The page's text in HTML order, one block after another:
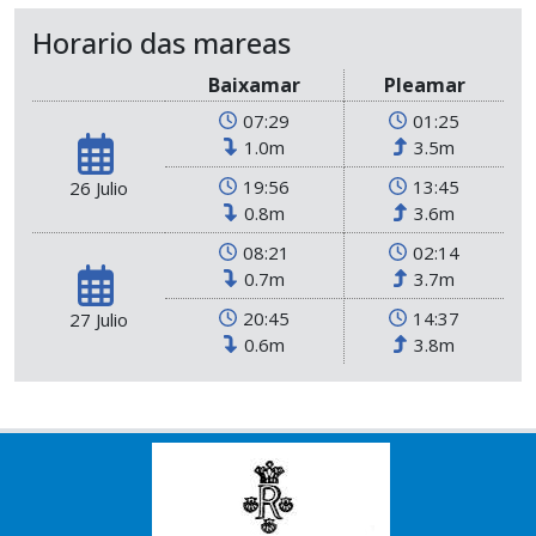
Horario das mareas
Baixamar Pleamar
26 Julio
07:29
1.0m
01:25
3.5m
19:56
0.8m
13:45
3.6m
27 Julio
08:21
0.7m
02:14
3.7m
20:45
0.6m
14:37
3.8m